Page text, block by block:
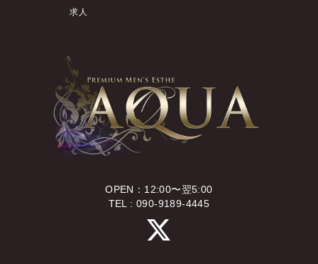
求人
OPEN：12:00〜翌5:00
TEL : 090-9189-4445